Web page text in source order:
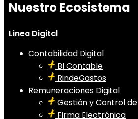
Nuestro Ecosistema
Linea Digital
Contabilidad Digital
BI Contable
RindeGastos
Remuneraciones Digital
Gestión y Control
Firma Electrónica